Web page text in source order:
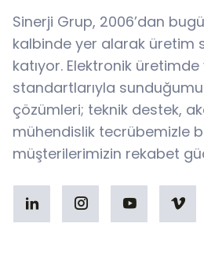
Sinerji Grup, 2006’dan
kalbinde yer alarak üretim
katıyor. Elektronik
standartlarıyla
çözümleri; teknik destek,
mühendislik tecrübemizle
müşterilerimizin rekabet